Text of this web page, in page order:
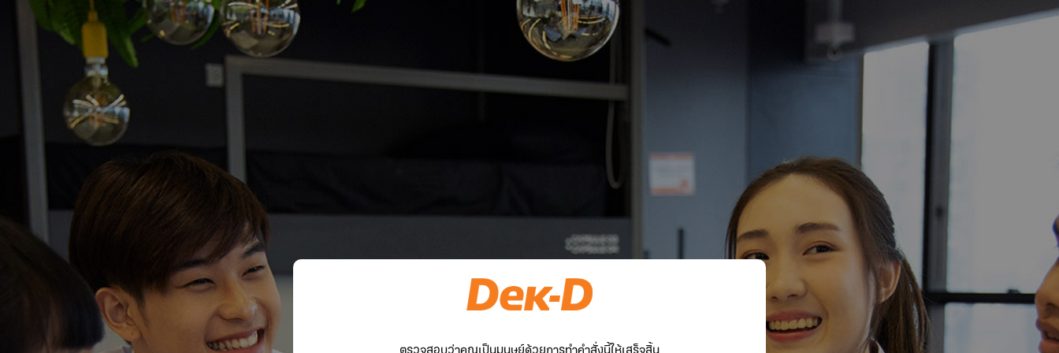
ตรวจสอบว่าคุณเป็นมนุษย์ด้วยการทำคำสั่งนี้ให้เสร็จสิ้น